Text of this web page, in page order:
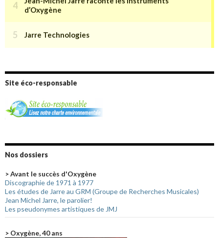
Site éco-responsable
Nos dossiers
> Avant le succès d'Oxygène
Discographie de 1971 à 1977
Les études de Jarre au GRM (Groupe de Recherches Musicales)
Jean Michel Jarre, le parolier!
Les pseudonymes artistiques de JMJ
> Oxygène, 40 ans